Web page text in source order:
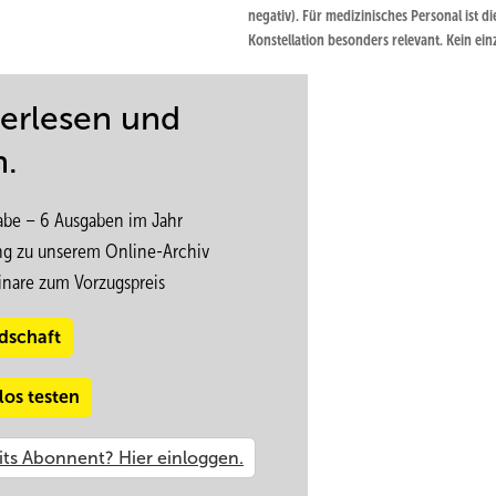
negativ). Für medizinisches Personal ist
Konstellation besonders relevant. Kein
between subjective
und
– 6 Ausgaben im Jahr
zu unserem Online-Archiv
zum Vorzugspreis
testen